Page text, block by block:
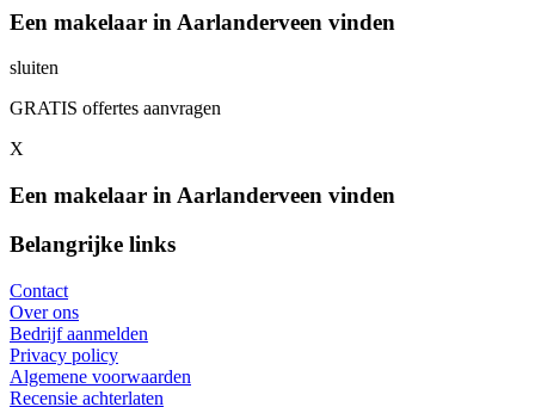
Een makelaar in Aarlanderveen vinden
sluiten
GRATIS offertes aanvragen
X
Een makelaar in Aarlanderveen vinden
Belangrijke links
Contact
Over ons
Bedrijf aanmelden
Privacy policy
Algemene voorwaarden
Recensie achterlaten